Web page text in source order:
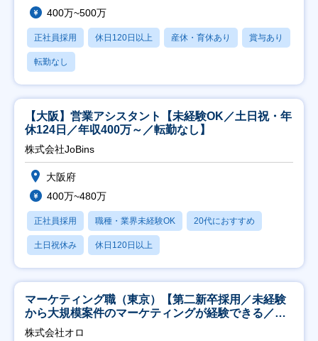
400万~500万
正社員採用 休日120日以上 産休・育休あり 賞与あり
転勤なし
【大阪】営業アシスタント【未経験OK／土日祝・年
休124日／年収400万～／転勤なし】
株式会社JoBins
大阪府
400万~480万
正社員採用 職種・業界未経験OK 20代におすすめ
土日祝休み 休日120日以上
マーケティング職（東京）【第二新卒採用／未経験
から大規模案件のマーケティングが経験できる／研
修充実】
株式会社オロ